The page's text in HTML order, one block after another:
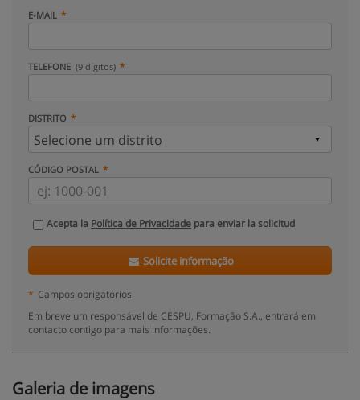
E-MAIL
TELEFONE (9 dígitos)
DISTRITO
CÓDIGO POSTAL
Acepta la Política de Privacidade para enviar la solicitud
Solicite informação
* Campos obrigatórios
Em breve um responsável de CESPU, Formação S.A., entrará em
contacto contigo para mais informações.
Galeria de imagens